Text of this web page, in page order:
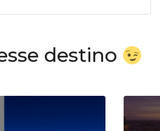
destino